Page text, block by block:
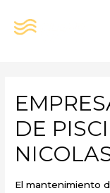
DE
El mantenimiento